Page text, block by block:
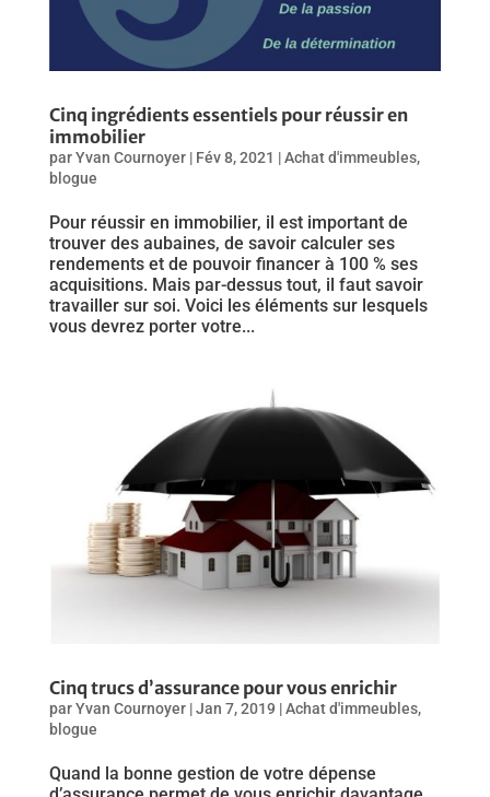
Cinq ingrédients essentiels pour réussir en
immobilier
parYvan Cournoyer| Fév 8, 2021 |Achat d'immeubles,
blogue
Pour réussir en immobilier, il est important de
trouver des aubaines, de savoir calculer ses
rendements et de pouvoir financer à 100 % ses
acquisitions. Mais par-dessus tout, il faut savoir
travailler sur soi. Voici les éléments sur lesquels
vous devrez porter votre...
Cinq trucs d’assurance pour vous enrichir
parYvan Cournoyer|Jan 7, 2019 |Achat d'immeubles,
blogue
Quand la bonne gestion de votre dépense